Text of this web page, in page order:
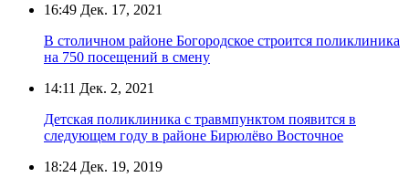
16:49 Дек. 17, 2021
В столичном районе Богородское строится поликлиника
на 750 посещений в смену
14:11 Дек. 2, 2021
Детская поликлиника с травмпунктом появится в
следующем году в районе Бирюлёво Восточное
18:24 Дек. 19, 2019